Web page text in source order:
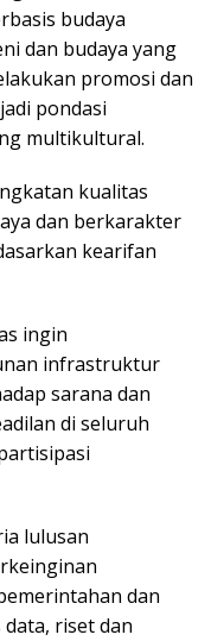
budaya
dan budaya yang
promosi dan
pondasi
multikultural.
kualitas
dan berkarakter
kearifan
ingin
infrastruktur
sarana dan
di seluruh
lulusan
dan
riset dan